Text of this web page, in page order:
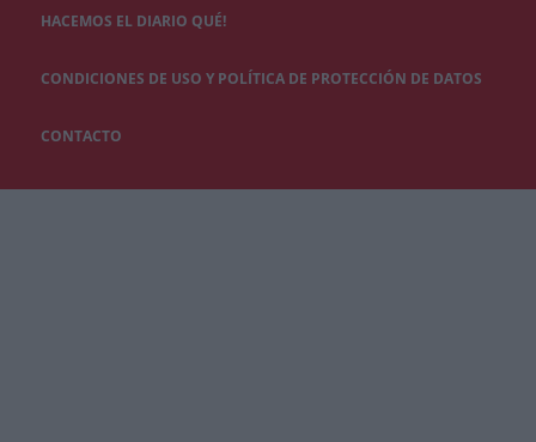
HACEMOS EL DIARIO QUÉ!
CONDICIONES DE USO Y POLÍTICA DE PROTECCIÓN DE DATOS
CONTACTO